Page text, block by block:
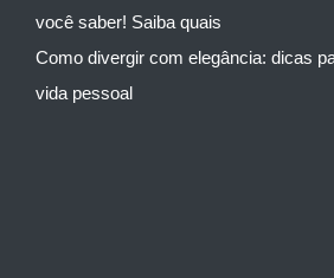
você saber! Saiba quais
Como divergir com elegância: dicas
vida pessoal